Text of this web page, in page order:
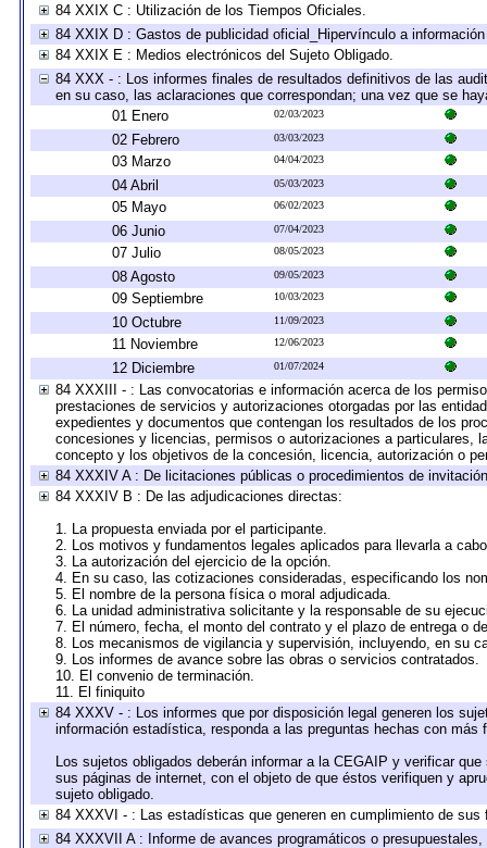
84 XXIX C : Utilización de los Tiempos Oficiales.
84 XXIX D : Gastos de publicidad oficial_Hipervínculo a
84 XXIX E : Medios electrónicos del Sujeto Obligado.
84 XXX - : Los informes finales de resultados definitivos de las
en su caso, las aclaraciones que correspondan; una vez que se
01 Enero
02/03/2023
02 Febrero 03/03/2023
03 Marzo 04/04/2023
04 Abril 05/03/2023
05 Mayo 06/02/2023
06 Junio 07/04/2023
07 Julio 08/05/2023
08 Agosto 09/05/2023
09 Septiembre 10/03/2023
10 Octubre 11/09/2023
11 Noviembre 12/06/2023
12 Diciembre 01/07/2024
84 XXXIII - : Las convocatorias e información acerca de los
prestaciones de servicios y autorizaciones otorgadas por las
expedientes y documentos que contengan los resultados de los
concesiones y licencias, permisos o autorizaciones a particulares,
concepto y los objetivos de la concesión, licencia, autorización o
84 XXXIV A : De licitaciones públicas o procedimientos de
84 XXXIV B : De las adjudicaciones directas:
1. La propuesta enviada por el participante.
2. Los motivos y fundamentos legales aplicados para llevarla a
3. La autorización del ejercicio de la opción.
4. En su caso, las cotizaciones consideradas, especificando los
5. El nombre de la persona física o moral adjudicada.
6. La unidad administrativa solicitante y la responsable de su
7. El número, fecha, el monto del contrato y el plazo de entrega o
8. Los mecanismos de vigilancia y supervisión, incluyendo, en su
9. Los informes de avance sobre las obras o servicios contratados.
10. El convenio de terminación.
11. El finiquito
84 XXXV - : Los informes que por disposición legal generen los
información estadística, responda a las preguntas hechas con más
Los sujetos obligados deberán informar a la CEGAIP y verificar
sus páginas de internet, con el objeto de que éstos verifiquen y
sujeto obligado.
84 XXXVI - : Las estadísticas que generen en cumplimiento de
84 XXXVII A : Informe de avances programáticos o